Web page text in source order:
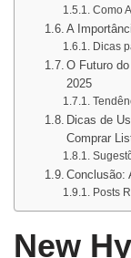
Como
A
Dicas
O Futuro
2025
Dicas de
Comprar
Conclusão:
Posts
New